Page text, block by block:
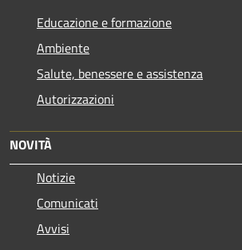
Educazione e formazione
Ambiente
Salute, benessere e assistenza
Autorizzazioni
NOVITÀ
Notizie
Comunicati
Avvisi